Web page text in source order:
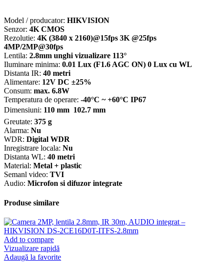
Model / producator: HIKVISION
Senzor: 4K CMOS
Rezolutie: 4K (3840 x 2160)@15fps 3K @25fps
4MP/2MP@30fps
Lentila: 2.8mm unghi vizualizare 113°
Iluminare minima: 0.01 Lux (F1.6 AGC ON) 0 Lux cu WL
Distanta IR: 40 metri
Alimentare: 12V DC ±25%
Consum: max. 6.8W
Temperatura de operare: -40°C ~ +60°C IP67
Dimensiuni: 110 mm  102.7 mm
Greutate: 375 g
Alarma: Nu
WDR: Digital WDR
Inregistrare locala: Nu
Distanta WL: 40 metri
Material: Metal + plastic
Semanl video: TVI
Audio: Microfon si difuzor integrate
Produse similare
Add to compare
Vizualizare rapidă
Adaugă la favorite